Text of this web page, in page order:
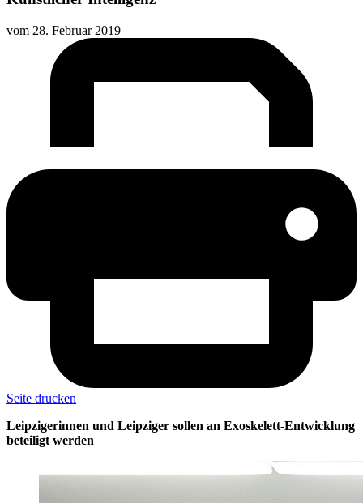
vom 28. Februar 2019
Seite drucken
Leipzigerinnen und Leipziger sollen an Exoskelett-Entwicklung
beteiligt werden